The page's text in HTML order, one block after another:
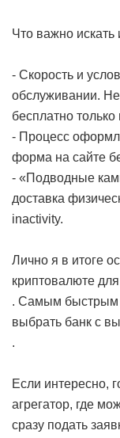
Что важно искать
- Скорость и
обслуживании.
бесплатно
- Процесс
форма на сайте
- «Подводные
доставка
inactivity.
Лично я в итоге
криптовалюте
. Самым быстрым
выбрать банк с
.
Если интересно,
агрегатор, где
сразу подать